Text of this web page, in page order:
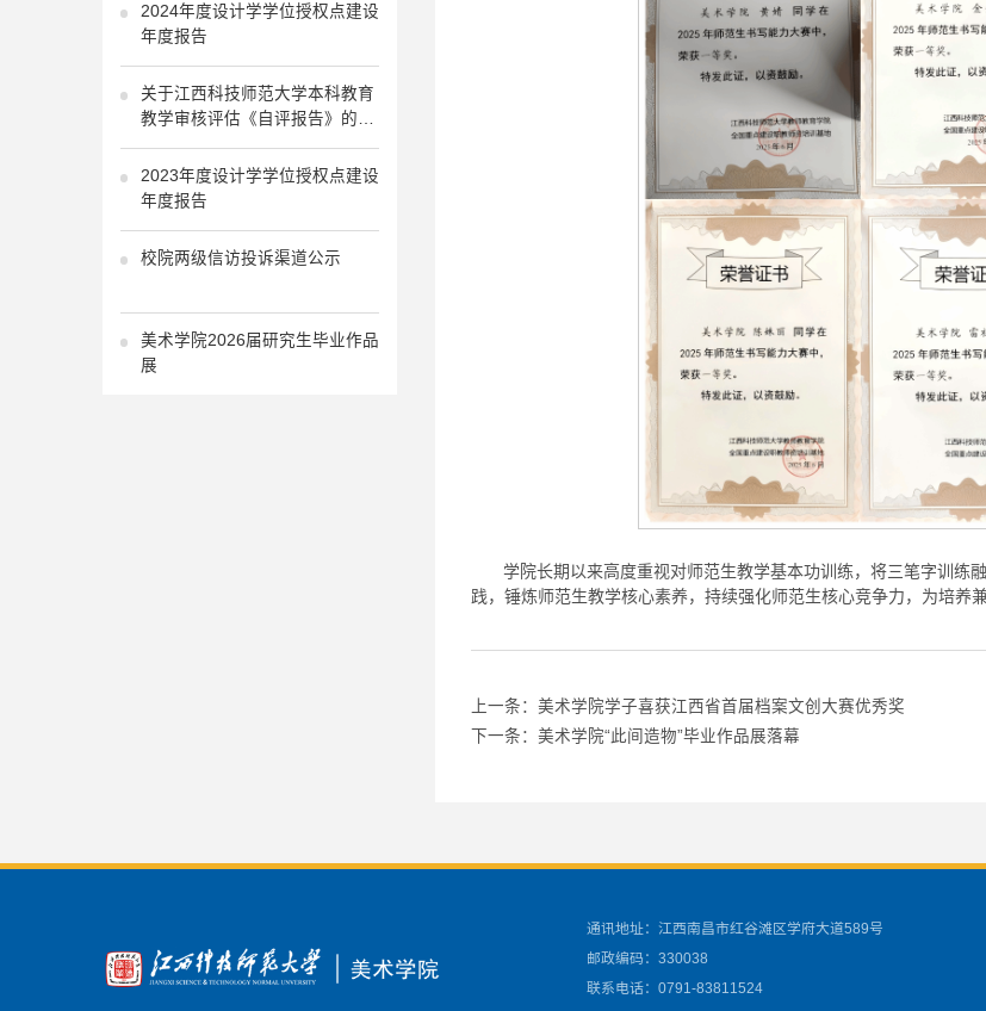
2024年度设计学学位授权点建设
年度报告
关于江西科技师范大学本科教育
教学审核评估《自评报告》的公
示
2023年度设计学学位授权点建设
年度报告
校院两级信访投诉渠道公示
美术学院2026届研究生毕业作品
展
学院长期以来高度重视对师范生教学基本功训练，将三笔字训练
践，锤炼师范生教学核心素养，持续强化师范生核心竞争力，为培养
上一条：美术学院学子喜获江西省首届档案文创大赛优秀奖
下一条：美术学院“此间造物”毕业作品展落幕
通讯地址：江西南昌市红谷滩区学府大道589号
邮政编码：330038
联系电话：0791-83811524